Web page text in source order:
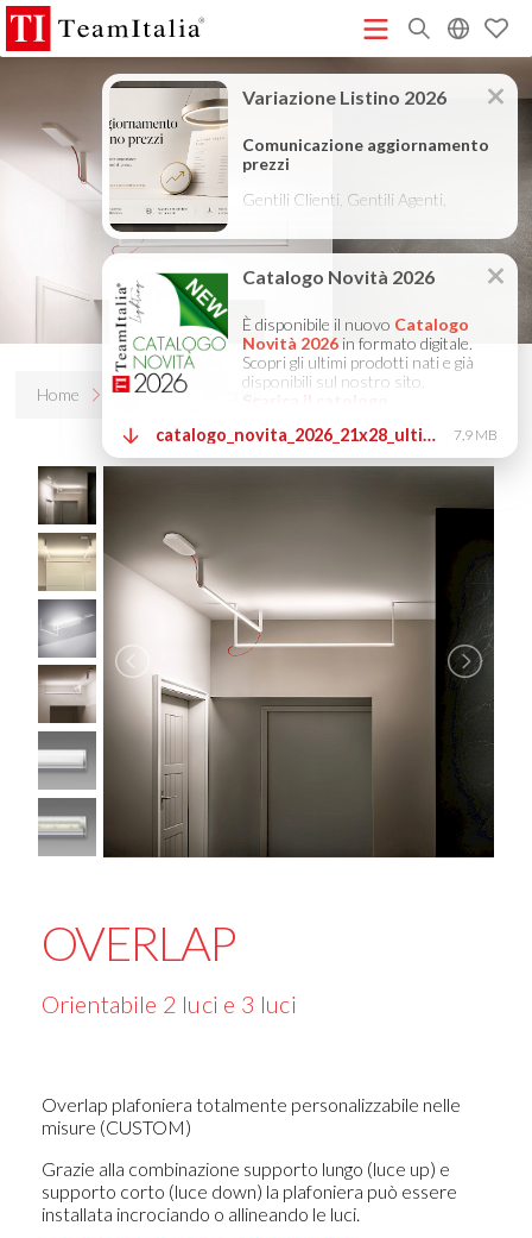
R
(513K) Catalogo Novità 2026
DECORATIVE
CATALOGUE 2025(12M) TECHNICAL CATALOGUE 2025
COMPANY PROFILE ITA COMPANY PROFILE GB(3M) COMPANY
PROFILE DE
StarTeam 1 (introduzione)
(15M) ★Istruzioni Touch-Dim e Sincronizzazione (110K)
Home Prodotti Overlap
OVERLAP
Orientabile 2 luci e 3 luci
Overlap plafoniera totalmente personalizzabile nelle
misure (CUSTOM)
Grazie alla combinazione supporto lungo (luce up) e
supporto corto (luce down) la plafoniera può essere
installata incrociando o allineando le luci.